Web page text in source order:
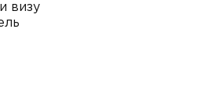
визу